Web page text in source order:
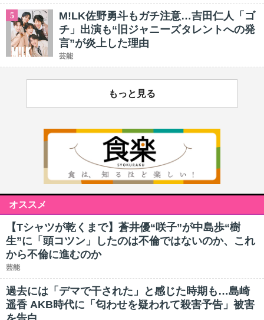
5
M!LK佐野勇斗もガチ注意…吉田仁人「ゴ
チ」出演も“旧ジャニーズタレントへの発
言”が炎上した理由
芸能
もっと見る
オススメ
【Tシャツが乾くまで】蒼井優“咲子”が中島歩“樹
生”に「頭コツン」したのは不倫ではないのか、これ
から不倫に進むのか
芸能
過去には「デマで干された」と感じた時期も…島崎
遥香 AKB時代に「匂わせを疑われて殺害予告」被害